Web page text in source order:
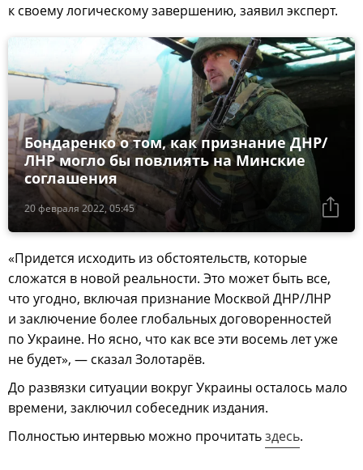
к своему логическому завершению, заявил эксперт.
20 февраля 2022, 05:45
Бондаренко о том, как признание ДНР/
ЛНР могло бы повлиять на Минские
соглашения
«Придется исходить из обстоятельств, которые
сложатся в новой реальности. Это может быть все,
что угодно, включая признание Москвой ДНР/ЛНР
и заключение более глобальных договоренностей
по Украине. Но ясно, что как все эти восемь лет уже
не будет», — сказал Золотарёв.
До развязки ситуации вокруг Украины осталось мало
времени, заключил собеседник издания.
Полностью интервью можно прочитатьздесь.